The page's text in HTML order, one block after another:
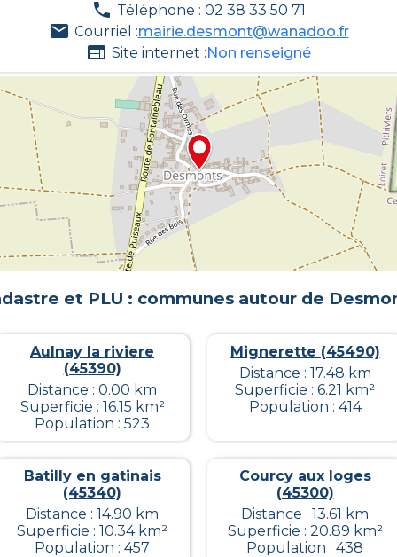
Téléphone : 02 38 33 50 71
Courriel :mairie.desmont@wanadoo.fr
Site internet :Non renseigné
et PLU : communes autour de
Aulnay la riviere
(45390)
Distance : 0.00 km
Superficie : 16.15 km²
Population : 523
Mignerette (45490)
Distance : 17.48 km
Superficie : 6.21 km²
Population : 414
Batilly en gatinais
(45340)
Distance : 14.90 km
Superficie : 10.34 km²
Population : 457
Courcy aux loges
(45300)
Distance : 13.61 km
Superficie : 20.89 km²
Population : 438